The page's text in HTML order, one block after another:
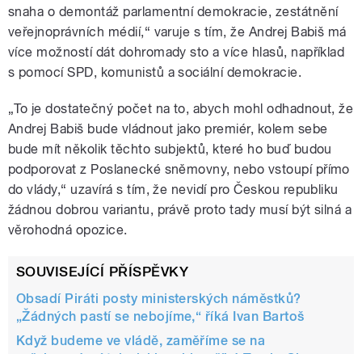
snaha o demontáž parlamentní demokracie, zestátnění
veřejnoprávních médií,“ varuje s tím, že Andrej Babiš má
více možností dát dohromady sto a více hlasů, například
s pomocí SPD, komunistů a sociální demokracie.
„To je dostatečný počet na to, abych mohl odhadnout, že
Andrej Babiš bude vládnout jako premiér, kolem sebe
bude mít několik těchto subjektů, které ho buď budou
podporovat z Poslanecké sněmovny, nebo vstoupí přímo
do vlády,“ uzavírá s tím, že nevidí pro Českou republiku
žádnou dobrou variantu, právě proto tady musí být silná a
věrohodná opozice.
SOUVISEJÍCÍ PŘÍSPĚVKY
Obsadí Piráti posty ministerských náměstků?
„Žádných pastí se nebojíme,“ říká Ivan Bartoš
Když budeme ve vládě, zaměříme se na